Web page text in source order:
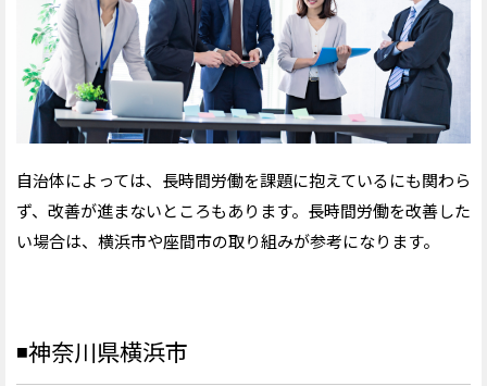
自治体によっては、長時間労働を課題に抱えているにも関わら
ず、改善が進まないところもあります。長時間労働を改善した
い場合は、横浜市や座間市の取り組みが参考になります。
◾️神奈川県横浜市